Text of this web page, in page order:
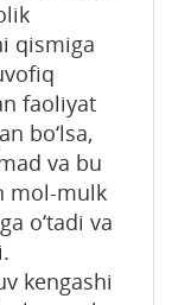
qismiga
faoliyat
bo‘lsa,
va bu
mol-mulk
o‘tadi va
kengashi